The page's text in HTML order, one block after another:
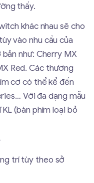
thấy.
khác nhau sẽ cho
vào nhu cầu của
như: Cherry MX
Red. Các thương
cơ có thể kể đến
Với đa dạng mẫu
(bàn phím loại bỏ
trí tùy theo sở